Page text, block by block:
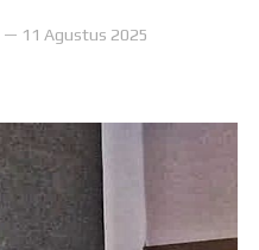
— 11 Agustus 2025